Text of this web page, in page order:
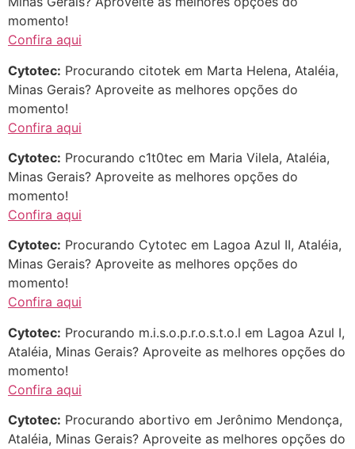
momento!
Confira aqui
Cytotec: Procurando citotek em Marta Helena, Ataléia,
Minas Gerais? Aproveite as melhores opções do
momento!
Confira aqui
Cytotec: Procurando c1t0tec em Maria Vilela, Ataléia,
Minas Gerais? Aproveite as melhores opções do
momento!
Confira aqui
Cytotec: Procurando Cytotec em Lagoa Azul II, Ataléia,
Minas Gerais? Aproveite as melhores opções do
momento!
Confira aqui
Cytotec: Procurando m.i.s.o.p.r.o.s.t.o.l em Lagoa Azul I,
Ataléia, Minas Gerais? Aproveite as melhores opções do
momento!
Confira aqui
Cytotec: Procurando abortivo em Jerônimo Mendonça,
Ataléia, Minas Gerais? Aproveite as melhores opções do